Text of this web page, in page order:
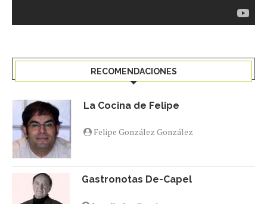
RECOMENDACIONES
La Cocina de Felipe
Felipe González González
Gastronotas De-Capel